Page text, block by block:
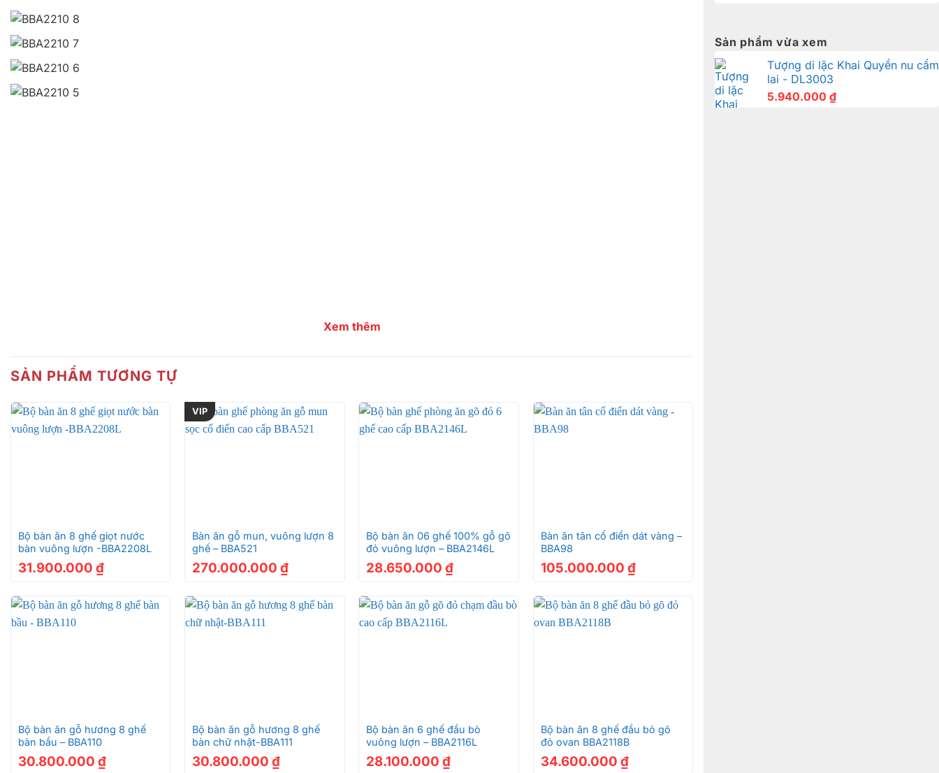
Sản phẩm vừa xem
Tượng di lặc Khai Quyển nu cẩm
lai - DL3003
5.940.000 ₫
Xem thêm
SẢN PHẨM TƯƠNG TỰ
Bộ bàn ăn 8 ghế giọt nước
bàn vuông lượn -BBA2208L
31.900.000 ₫
VIP
Bàn ăn gỗ mun, vuông lượn 8
ghế – BBA521
270.000.000₫
Bộ bàn ăn 06 ghế 100% gỗ gõ
đỏ vuông lượn – BBA2146L
28.650.000₫
Bàn ăn tân cổ điển dát vàng –
BBA98
105.000.000 ₫
Bộ bàn ăn gỗ hương 8 ghế
bàn bầu – BBA110
30.800.000 ₫
Bộ bàn ăn gỗ hương 8 ghế
bàn chữ nhật-BBA111
30.800.000₫
Bộ bàn ăn 6 ghế đầu bò
vuông lượn – BBA2116L
28.100.000₫
Bộ bàn ăn 8 ghế đầu bỏ gõ
đỏ ovan BBA2118B
34.600.000 ₫